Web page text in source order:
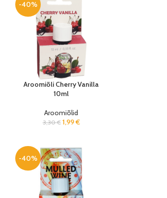
-40%
Aroomiõli Cherry Vanilla
10ml
Aroomiõlid
3,30€ 1,99€
-40%